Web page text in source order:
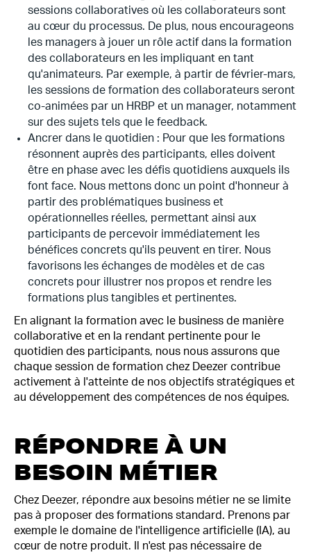
sessions collaboratives où les collaborateurs sont
au cœur du processus. De plus, nous encourageons
les managers à jouer un rôle actif dans la formation
des collaborateurs en les impliquant en tant
qu'animateurs. Par exemple, à partir de février-mars,
les sessions de formation des collaborateurs seront
co-animées par un HRBP et un manager, notamment
sur des sujets tels que le feedback.
Ancrer dans le quotidien : Pour que les formations
résonnent auprès des participants, elles doivent
être en phase avec les défis quotidiens auxquels ils
font face. Nous mettons donc un point d'honneur à
partir des problématiques business et
opérationnelles réelles, permettant ainsi aux
participants de percevoir immédiatement les
bénéfices concrets qu'ils peuvent en tirer. Nous
favorisons les échanges de modèles et de cas
concrets pour illustrer nos propos et rendre les
formations plus tangibles et pertinentes.
En alignant la formation avec le business de manière
collaborative et en la rendant pertinente pour le
quotidien des participants, nous nous assurons que
chaque session de formation chez Deezer contribue
activement à l'atteinte de nos objectifs stratégiques et
au développement des compétences de nos équipes.
RÉPONDRE À UN
BESOIN MÉTIER
Chez Deezer, répondre aux besoins métier ne se limite
pas à proposer des formations standard. Prenons par
exemple le domaine de l'intelligence artificielle (IA), au
cœur de notre produit. Il n'est pas nécessaire de